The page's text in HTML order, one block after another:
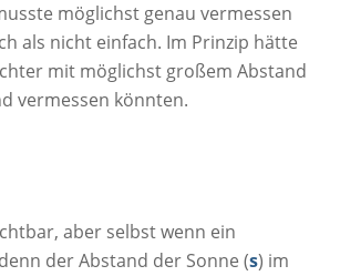
möglichst genau vermessen
als nicht einfach. Im Prinzip hätte
mit möglichst großem Abstand
vermessen könnten.
aber selbst wenn ein
der Abstand der Sonne (s) im